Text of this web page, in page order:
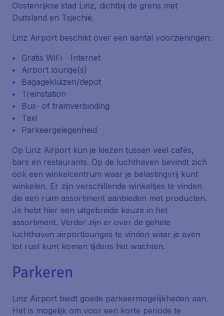
Oostenrijkse stad Linz, dichtbij de grens met
Duitsland en Tsjechië.
Linz Airport beschikt over een aantal voorzieningen:
Gratis WiFi - Internet
Airport lounge(s)
Bagagekluizen/depot
Treinstation
Bus- of tramverbinding
Taxi
Parkeergelegenheid
Op Linz Airport kun je kiezen tussen veel cafés,
bars en restaurants. Op de luchthaven bevindt zich
ook een winkelcentrum waar je belastingvrij kunt
winkelen. Er zijn verschillende winkeltjes te vinden
die een ruim assortiment aanbieden met producten.
Je hebt hier een uitgebreide keuze in het
assortiment. Verder zijn er over de gehele
luchthaven airportlounges te vinden waar je even
tot rust kunt komen tijdens het wachten.
Parkeren
Linz Airport biedt goede parkeermogelijkheden aan.
Het is mogelijk om voor een korte periode te